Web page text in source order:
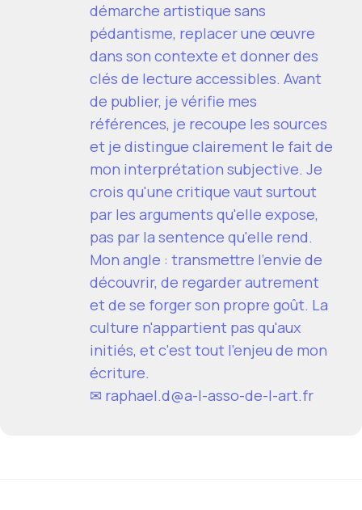
démarche artistique sans
pédantisme, replacer une œuvre
dans son contexte et donner des
clés de lecture accessibles. Avant
de publier, je vérifie mes
références, je recoupe les sources
et je distingue clairement le fait de
mon interprétation subjective. Je
crois qu'une critique vaut surtout
par les arguments qu'elle expose,
pas par la sentence qu'elle rend.
Mon angle : transmettre l'envie de
découvrir, de regarder autrement
et de se forger son propre goût. La
culture n'appartient pas qu'aux
initiés, et c'est tout l'enjeu de mon
écriture.
✉ raphael.d@a-l-asso-de-l-art.fr